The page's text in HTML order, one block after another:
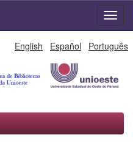
English Español Português